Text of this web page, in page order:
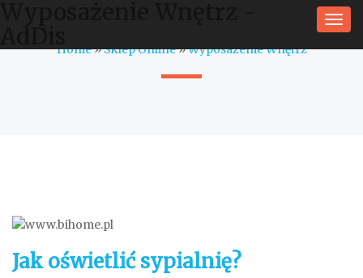
Home»Sklep Online»Wyposażenie Wnętrz
Jak oświetlić sypialnię?